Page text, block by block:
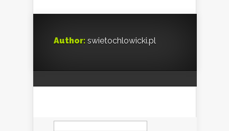
Author: swietochlowicki.pl
Szukaj: